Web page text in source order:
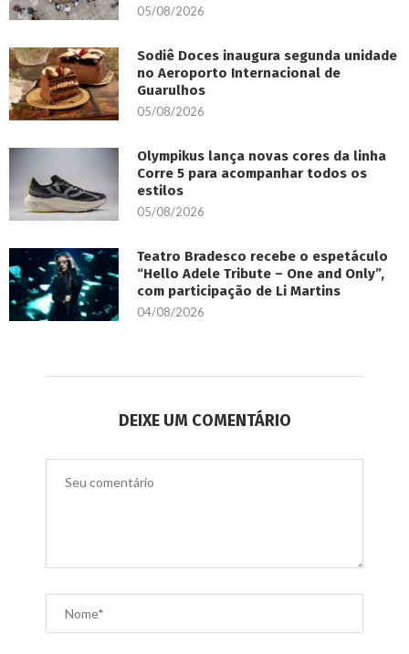
05/08/2026
Sodiê Doces inaugura segunda unidade
no Aeroporto Internacional de
Guarulhos
05/08/2026
Olympikus lança novas cores da linha
Corre 5 para acompanhar todos os
estilos
05/08/2026
Teatro Bradesco recebe o espetáculo
“Hello Adele Tribute – One and Only”,
com participação de Li Martins
04/08/2026
DEIXE UM COMENTÁRIO